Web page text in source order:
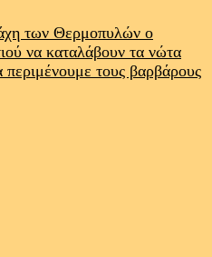
των Θερμοπυλών ο
να καταλάβουν τα νώτα
τους βαρβάρους